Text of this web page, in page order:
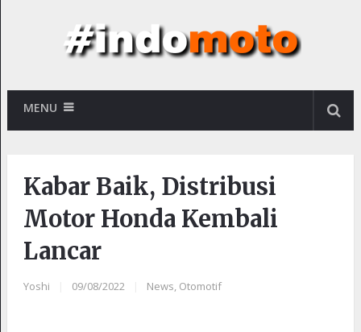
MENU
Kabar Baik, Distribusi
Motor Honda Kembali
Lancar
Yoshi 09/08/2022 News, Otomotif